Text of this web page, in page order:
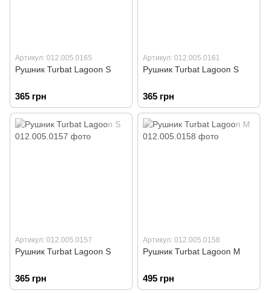
Артикул: 012.005.0165
Рушник Turbat Lagoon S
365 грн
Артикул: 012.005.0161
Рушник Turbat Lagoon S
365 грн
Артикул: 012.005.0157
Рушник Turbat Lagoon S
365 грн
Артикул: 012.005.0158
Рушник Turbat Lagoon M
495 грн